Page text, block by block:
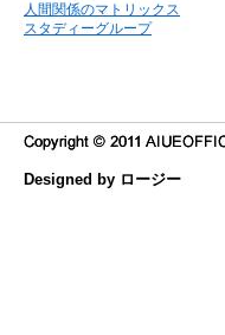
人間関係のマトリックス
スタディーグループ
Designed by ロージー